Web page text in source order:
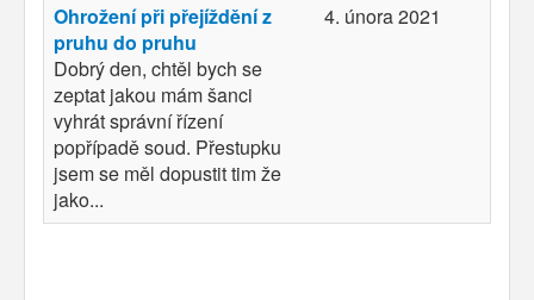
Ohrožení při přejíždění z
pruhu do pruhu
Dobrý den, chtěl bych se
zeptat jakou mám šanci
vyhrát správní řízení
popřípadě soud. Přestupku
jsem se měl dopustit tim že
jako...
4. února 2021